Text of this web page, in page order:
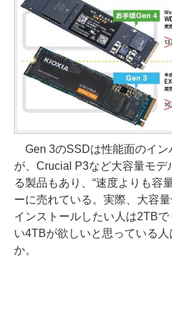
Gen 3のSSDは性能面のイン
が、Crucial P3など大容量モデ
る製品もあり、“速度よりも容
ーに売れている。実際、大容
インストールしたい人は2TB
い4TBが欲しいと思っている
か。